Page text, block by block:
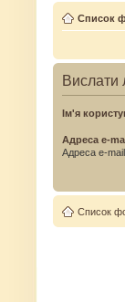
Список
Вислати
Ім'я
Адреса e-
Адреса e-
Список